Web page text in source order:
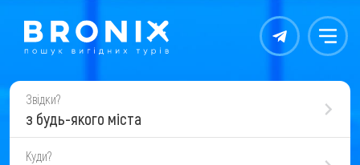
Контакты Меню
Звідки?
з будь-якого міста
Куди?